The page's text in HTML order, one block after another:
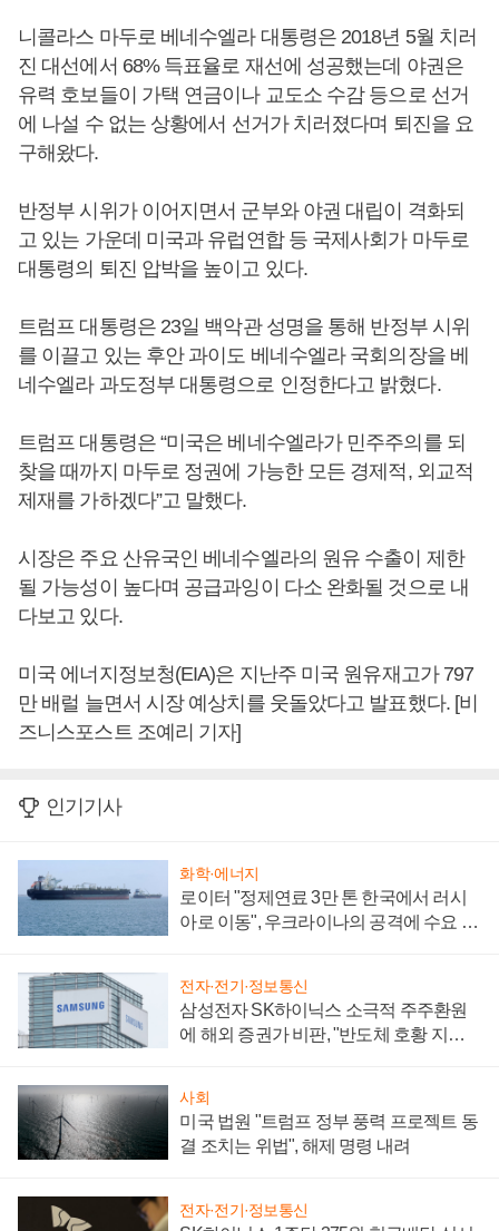
니콜라스 마두로 베네수엘라 대통령은 2018년 5월 치러
진 대선에서 68% 득표율로 재선에 성공했는데 야권은
유력 호보들이 가택 연금이나 교도소 수감 등으로 선거
에 나설 수 없는 상황에서 선거가 치러졌다며 퇴진을 요
구해왔다.
반정부 시위가 이어지면서 군부와 야권 대립이 격화되
고 있는 가운데 미국과 유럽연합 등 국제사회가 마두로
대통령의 퇴진 압박을 높이고 있다.
트럼프 대통령은 23일 백악관 성명을 통해 반정부 시위
를 이끌고 있는 후안 과이도 베네수엘라 국회의장을 베
네수엘라 과도정부 대통령으로 인정한다고 밝혔다.
트럼프 대통령은 “미국은 베네수엘라가 민주주의를 되
찾을 때까지 마두로 정권에 가능한 모든 경제적, 외교적
제재를 가하겠다”고 말했다.
시장은 주요 산유국인 베네수엘라의 원유 수출이 제한
될 가능성이 높다며 공급과잉이 다소 완화될 것으로 내
다보고 있다.
미국 에너지정보청(EIA)은 지난주 미국 원유재고가 797
만 배럴 늘면서 시장 예상치를 웃돌았다고 발표했다. [비
즈니스포스트 조예리 기자]
인기기사
화학·에너지
로이터 "정제연료 3만 톤 한국에서 러시
아로 이동", 우크라이나의 공격에 수요 늘
전자·전기·정보통신
삼성전자 SK하이닉스 소극적 주주환원
에 해외 증권가 비판, "반도체 호황 지속
사회
미국 법원 "트럼프 정부 풍력 프로젝트 동
결 조치는 위법", 해제 명령 내려
전자·전기·정보통신